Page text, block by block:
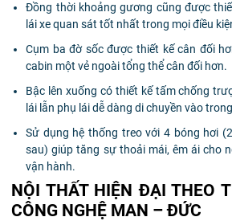
Đồng thời khoảng gương cũng được
lái xe quan sát tốt nhất trong mọi điều
Cụm ba đờ sốc được thiết kế cân đối
cabin một vẻ ngoài tổng thể cân đối hơn.
Bậc lên xuống có thiết kế tấm chống
lái lẫn phụ lái dễ dàng di chuyền vào
Sử dụng hệ thống treo với 4 bóng hơi
sau) giúp tăng sự thoải mái, êm ái cho
vận hành.
NỘI THẤT HIỆN ĐẠI THEO
CÔNG NGHỆ MAN – ĐỨC